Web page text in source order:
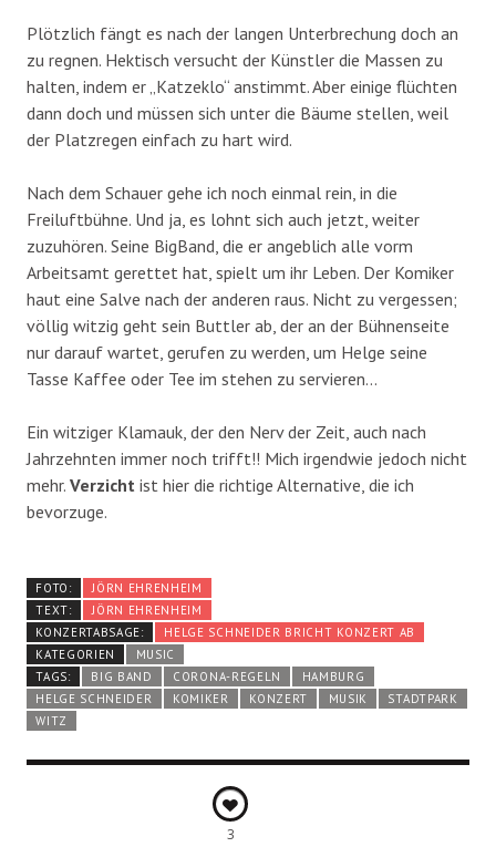
Plötzlich fängt es nach der langen Unterbrechung doch an
zu regnen. Hektisch versucht der Künstler die Massen zu
halten, indem er „Katzeklo“ anstimmt. Aber einige flüchten
dann doch und müssen sich unter die Bäume stellen, weil
der Platzregen einfach zu hart wird.
Nach dem Schauer gehe ich noch einmal rein, in die
Freiluftbühne. Und ja, es lohnt sich auch jetzt, weiter
zuzuhören. Seine BigBand, die er angeblich alle vorm
Arbeitsamt gerettet hat, spielt um ihr Leben. Der Komiker
haut eine Salve nach der anderen raus. Nicht zu vergessen;
völlig witzig geht sein Buttler ab, der an der Bühnenseite
nur darauf wartet, gerufen zu werden, um Helge seine
Tasse Kaffee oder Tee im stehen zu servieren…
Ein witziger Klamauk, der den Nerv der Zeit, auch nach
Jahrzehnten immer noch trifft!! Mich irgendwie jedoch nicht
mehr. Verzicht ist hier die richtige Alternative, die ich
bevorzuge.
FOTO:
JÖRN EHRENHEIM
TEXT:
JÖRN EHRENHEIM
KONZERTABSAGE:
HELGE SCHNEIDER BRICHT KONZERT AB
KATEGORIEN
MUSIC
TAGS:
BIG BAND CORONA-REGELN
HAMBURG
HELGE SCHNEIDER
KOMIKER KONZERT MUSIK
STADTPARK
WITZ
3